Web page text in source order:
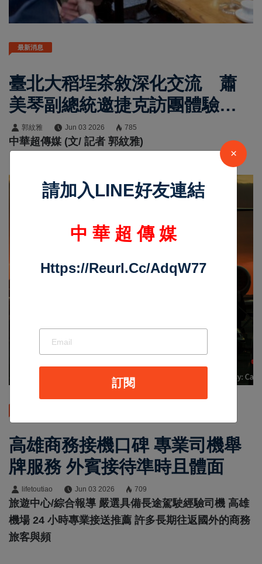
最新消息
臺北大稻埕茶敘深化交流 蕭
美琴副總統邀捷克訪團體驗臺
灣茶文化共話臺捷夥伴關係
郭紋雅 Jun 03 2026 785
中華超傳媒 (文/ 記者 郭紋雅)
高雄商務接機口碑 專業司機舉
牌服務 外賓接待準時且體面
lifetoutiao Jun 03 2026 709
旅遊中心/綜合報導 嚴選具備長途駕駛經驗司機 高雄
機場 24 小時專業接送推薦 許多長期往返國外的商務
旅客與頻
×
請加入LINE好友連結
中 華 超 傳 媒
Https://reurl.cc/adqW77
訂閱